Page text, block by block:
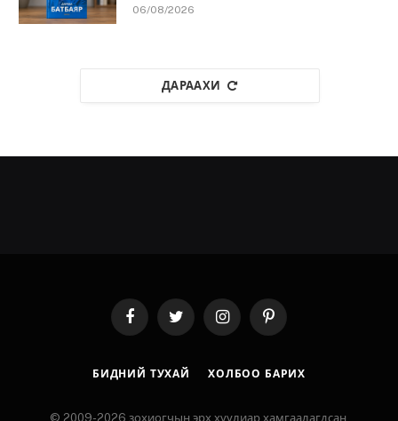
06/08/2026
ДАРААХИ
FacebookTwitter InstagramPinterest
БИДНИЙ ТУХАЙ ХОЛБОО БАРИХ
© 2009-2026 зохиогчын эрх хуулиар хамгаалагдсан.